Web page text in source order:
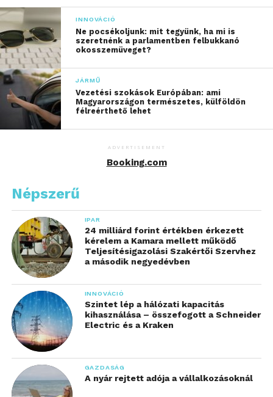
INNOVÁCIÓ
Ne pocsékoljunk: mit tegyünk, ha mi is
szeretnénk a parlamentben felbukkanó
okosszemüveget?
JÁRMŰ
Vezetési szokások Európában: ami
Magyarországon természetes, külföldön
félreérthető lehet
ADVERTISEMENT
Booking.com
Népszerű
IPAR
24 milliárd forint értékben érkezett
kérelem a Kamara mellett működő
Teljesítésigazolási Szakértői Szervhez
a második negyedévben
INNOVÁCIÓ
Szintet lép a hálózati kapacitás
kihasználása – összefogott a Schneider
Electric és a Kraken
GAZDASÁG
A nyár rejtett adója a vállalkozásoknál